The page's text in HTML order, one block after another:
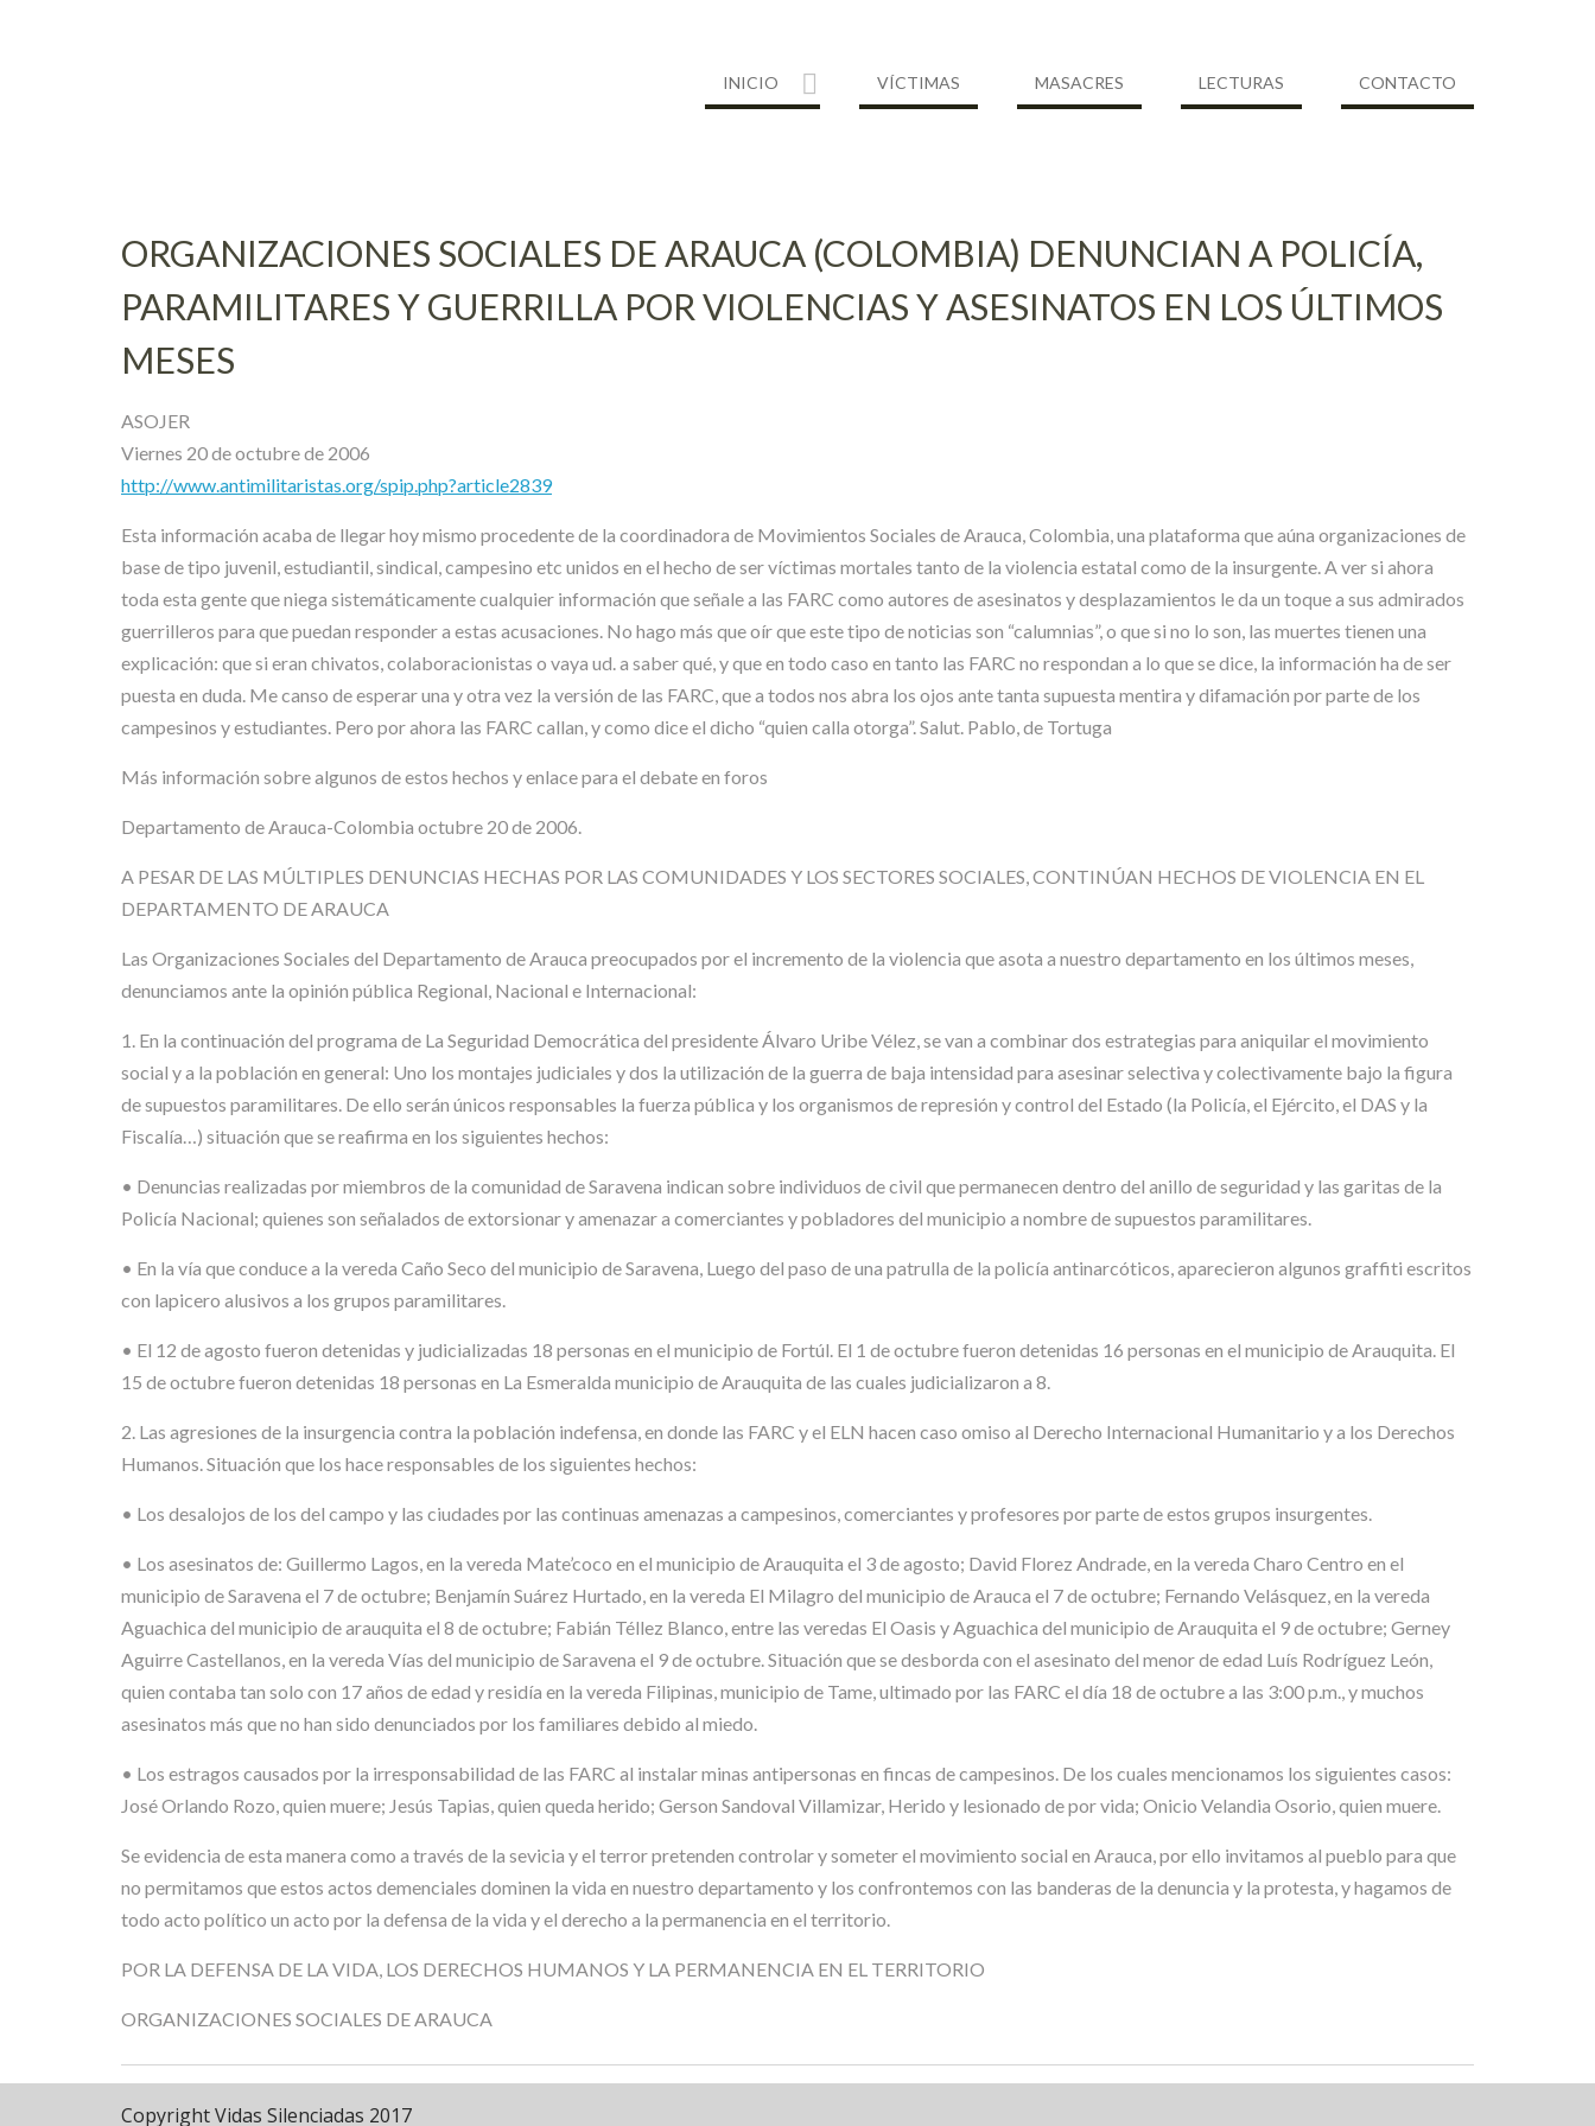
INICIO VÍCTIMAS MASACRES LECTURAS CONTACTO
ORGANIZACIONES SOCIALES DE ARAUCA (COLOMBIA) DENUNCIAN A POLICÍA,
PARAMILITARES Y GUERRILLA POR VIOLENCIAS Y ASESINATOS EN LOS ÚLTIMOS
MESES
ASOJER
Viernes 20 de octubre de 2006
http://www.antimilitaristas.org/spip.php?article2839
Esta información acaba de llegar hoy mismo procedente de la coordinadora de Movimientos Sociales de Arauca, Colombia, una plataforma que aúna organizaciones de
base de tipo juvenil, estudiantil, sindical, campesino etc unidos en el hecho de ser víctimas mortales tanto de la violencia estatal como de la insurgente. A ver si ahora
toda esta gente que niega sistemáticamente cualquier información que señale a las FARC como autores de asesinatos y desplazamientos le da un toque a sus admirados
guerrilleros para que puedan responder a estas acusaciones. No hago más que oír que este tipo de noticias son “calumnias”, o que si no lo son, las muertes tienen una
explicación: que si eran chivatos, colaboracionistas o vaya ud. a saber qué, y que en todo caso en tanto las FARC no respondan a lo que se dice, la información ha de ser
puesta en duda. Me canso de esperar una y otra vez la versión de las FARC, que a todos nos abra los ojos ante tanta supuesta mentira y difamación por parte de los
campesinos y estudiantes. Pero por ahora las FARC callan, y como dice el dicho “quien calla otorga”. Salut. Pablo, de Tortuga
Más información sobre algunos de estos hechos y enlace para el debate en foros
Departamento de Arauca-Colombia octubre 20 de 2006.
A PESAR DE LAS MÚLTIPLES DENUNCIAS HECHAS POR LAS COMUNIDADES Y LOS SECTORES SOCIALES, CONTINÚAN HECHOS DE VIOLENCIA EN EL
DEPARTAMENTO DE ARAUCA
Las Organizaciones Sociales del Departamento de Arauca preocupados por el incremento de la violencia que asota a nuestro departamento en los últimos meses,
denunciamos ante la opinión pública Regional, Nacional e Internacional:
1. En la continuación del programa de La Seguridad Democrática del presidente Álvaro Uribe Vélez, se van a combinar dos estrategias para aniquilar el movimiento
social y a la población en general: Uno los montajes judiciales y dos la utilización de la guerra de baja intensidad para asesinar selectiva y colectivamente bajo la figura
de supuestos paramilitares. De ello serán únicos responsables la fuerza pública y los organismos de represión y control del Estado (la Policía, el Ejército, el DAS y la
Fiscalía…) situación que se reafirma en los siguientes hechos:
• Denuncias realizadas por miembros de la comunidad de Saravena indican sobre individuos de civil que permanecen dentro del anillo de seguridad y las garitas de la
Policía Nacional; quienes son señalados de extorsionar y amenazar a comerciantes y pobladores del municipio a nombre de supuestos paramilitares.
• En la vía que conduce a la vereda Caño Seco del municipio de Saravena, Luego del paso de una patrulla de la policía antinarcóticos, aparecieron algunos graffiti escritos
con lapicero alusivos a los grupos paramilitares.
• El 12 de agosto fueron detenidas y judicializadas 18 personas en el municipio de Fortúl. El 1 de octubre fueron detenidas 16 personas en el municipio de Arauquita. El
15 de octubre fueron detenidas 18 personas en La Esmeralda municipio de Arauquita de las cuales judicializaron a 8.
2. Las agresiones de la insurgencia contra la población indefensa, en donde las FARC y el ELN hacen caso omiso al Derecho Internacional Humanitario y a los Derechos
Humanos. Situación que los hace responsables de los siguientes hechos:
• Los desalojos de los del campo y las ciudades por las continuas amenazas a campesinos, comerciantes y profesores por parte de estos grupos insurgentes.
• Los asesinatos de: Guillermo Lagos, en la vereda Mate’coco en el municipio de Arauquita el 3 de agosto; David Florez Andrade, en la vereda Charo Centro en el
municipio de Saravena el 7 de octubre; Benjamín Suárez Hurtado, en la vereda El Milagro del municipio de Arauca el 7 de octubre; Fernando Velásquez, en la vereda
Aguachica del municipio de arauquita el 8 de octubre; Fabián Téllez Blanco, entre las veredas El Oasis y Aguachica del municipio de Arauquita el 9 de octubre; Gerney
Aguirre Castellanos, en la vereda Vías del municipio de Saravena el 9 de octubre. Situación que se desborda con el asesinato del menor de edad Luís Rodríguez León,
quien contaba tan solo con 17 años de edad y residía en la vereda Filipinas, municipio de Tame, ultimado por las FARC el día 18 de octubre a las 3:00 p.m., y muchos
asesinatos más que no han sido denunciados por los familiares debido al miedo.
• Los estragos causados por la irresponsabilidad de las FARC al instalar minas antipersonas en fincas de campesinos. De los cuales mencionamos los siguientes casos:
José Orlando Rozo, quien muere; Jesús Tapias, quien queda herido; Gerson Sandoval Villamizar, Herido y lesionado de por vida; Onicio Velandia Osorio, quien muere.
Se evidencia de esta manera como a través de la sevicia y el terror pretenden controlar y someter el movimiento social en Arauca, por ello invitamos al pueblo para que
no permitamos que estos actos demenciales dominen la vida en nuestro departamento y los confrontemos con las banderas de la denuncia y la protesta, y hagamos de
todo acto político un acto por la defensa de la vida y el derecho a la permanencia en el territorio.
POR LA DEFENSA DE LA VIDA, LOS DERECHOS HUMANOS Y LA PERMANENCIA EN EL TERRITORIO
ORGANIZACIONES SOCIALES DE ARAUCA
Copyright Vidas Silenciadas 2017